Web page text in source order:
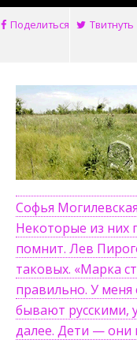
Поделиться Твитнуть
Софья
Некоторые из них
помнит. Лев
таковых. «Марка
правильно. У меня
бывают русскими,
далее. Дети — они